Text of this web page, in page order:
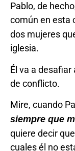
Pablo, de
común en esta
dos mujeres
iglesia.
Él va a
de conflicto.
Mire, cuando
siempre que
quiere decir
cuales él no